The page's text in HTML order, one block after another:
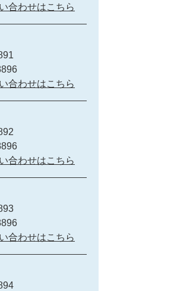
合わせはこちら
合わせはこちら
合わせはこちら
合わせはこちら